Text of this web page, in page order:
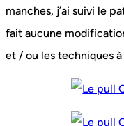
manches, j’ai suivi le
fait aucune
et / ou les techniques